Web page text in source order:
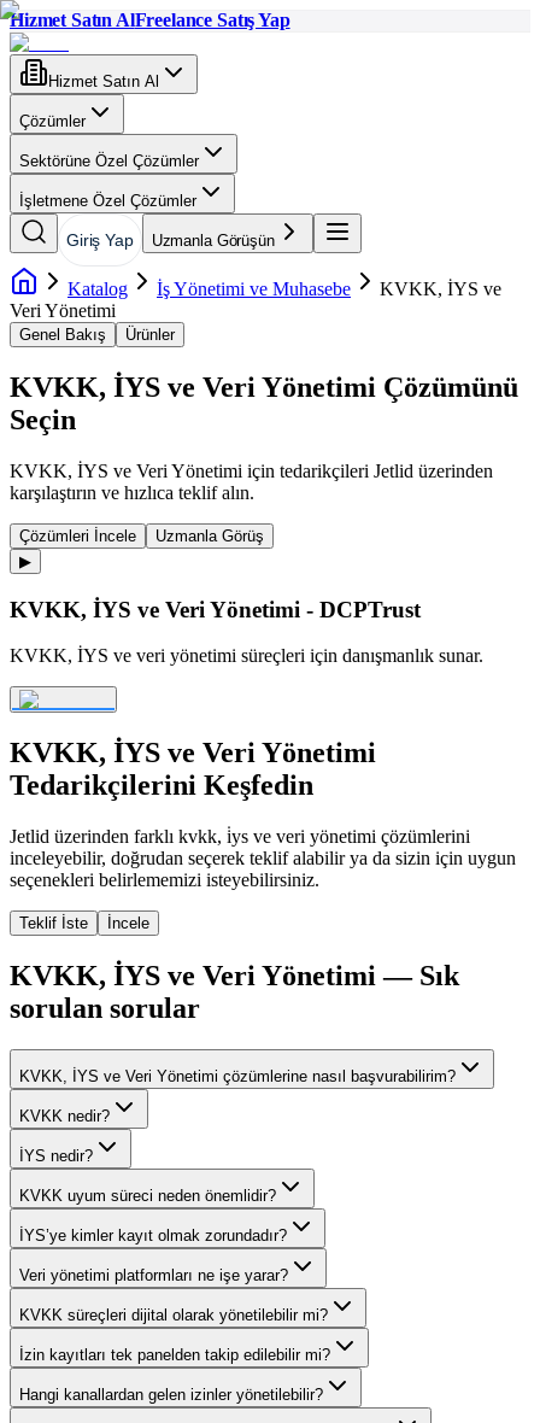
Hizmet Satın AlFreelance Satış Yap
Hizmet Satın Al
Çözümler
Sektörüne Özel Çözümler
İşletmene Özel Çözümler
Giriş Yap Uzmanla Görüşün
Katalog İş Yönetimi ve Muhasebe
KVKK, İYS ve
Veri Yönetimi
Genel Bakış Ürünler
KVKK, İYS ve Veri Yönetimi Çözümünü
Seçin
KVKK, İYS ve Veri Yönetimi için tedarikçileri Jetlid üzerinden
karşılaştırın ve hızlıca teklif alın.
Çözümleri İncele
Uzmanla Görüş
▶
KVKK, İYS ve Veri Yönetimi - DCPTrust
KVKK, İYS ve veri yönetimi süreçleri için danışmanlık sunar.
KVKK, İYS ve Veri Yönetimi
Tedarikçilerini Keşfedin
Jetlid üzerinden farklı kvkk, i̇ys ve veri yönetimi çözümlerini
inceleyebilir, doğrudan seçerek teklif alabilir ya da sizin için uygun
seçenekleri belirlememizi isteyebilirsiniz.
Teklif İste İncele
KVKK, İYS ve Veri Yönetimi — Sık
sorulan sorular
KVKK, İYS ve Veri Yönetimi çözümlerine nasıl başvurabilirim?
KVKK nedir?
İYS nedir?
KVKK uyum süreci neden önemlidir?
İYS’ye kimler kayıt olmak zorundadır?
Veri yönetimi platformları ne işe yarar?
KVKK süreçleri dijital olarak yönetilebilir mi?
İzin kayıtları tek panelden takip edilebilir mi?
Hangi kanallardan gelen izinler yönetilebilir?